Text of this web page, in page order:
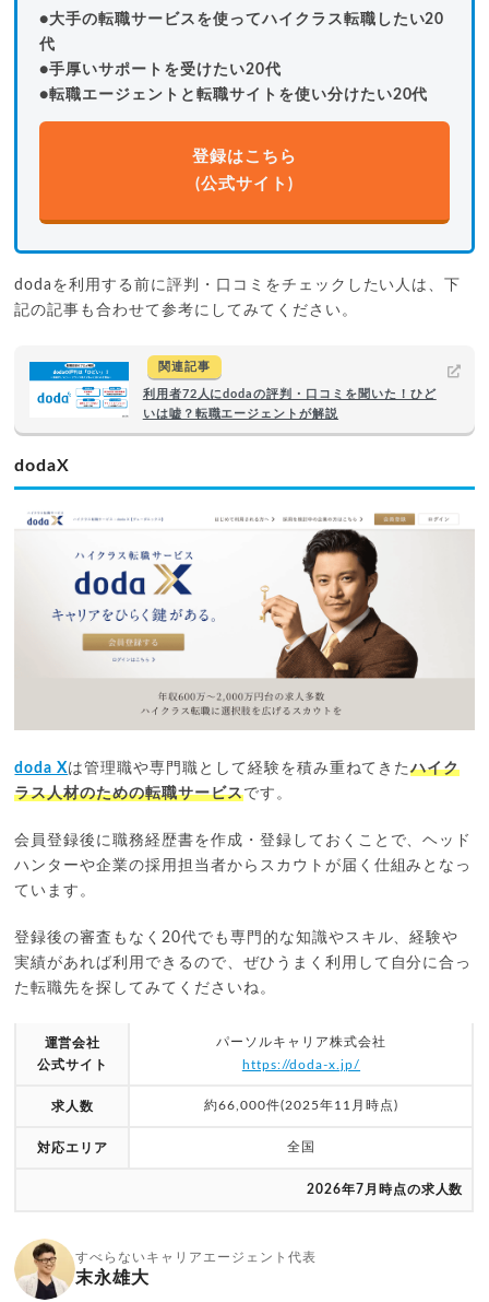
●大手の転職サービスを使ってハイクラス転職したい20
代
●手厚いサポートを受けたい20代
●転職エージェントと転職サイトを使い分けたい20代
登録はこちら
(公式サイト)
dodaを利用する前に評判・口コミをチェックしたい人は、下
記の記事も合わせて参考にしてみてください。
関連記事
利用者72人にdodaの評判・口コミを聞いた！ひど
いは嘘？転職エージェントが解説
dodaX
doda Xは管理職や専門職として経験を積み重ねてきたハイク
ラス人材のための転職サービスです。
会員登録後に職務経歴書を作成・登録しておくことで、ヘッド
ハンターや企業の採用担当者からスカウトが届く仕組みとなっ
ています。
登録後の審査もなく20代でも専門的な知識やスキル、経験や
実績があれば利用できるので、ぜひうまく利用して自分に合っ
た転職先を探してみてくださいね。
運営会社
公式サイト
パーソルキャリア株式会社
https://doda-x.jp/
求人数 約66,000件(2025年11月時点)
対応エリア 全国
2026年7月時点の求人数
すべらないキャリアエージェント代表
末永雄大